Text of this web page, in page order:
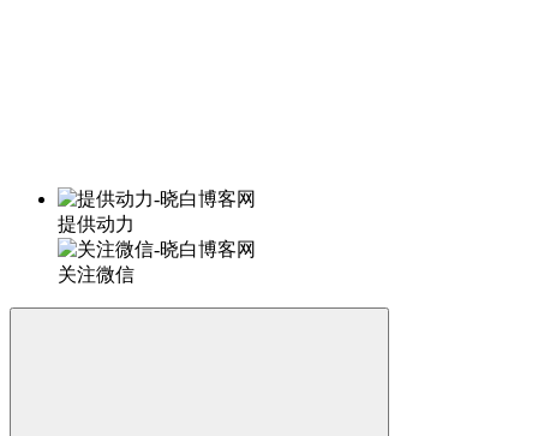
提供动力
关注微信